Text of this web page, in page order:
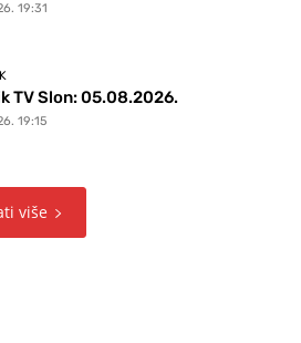
19:31
TV Slon: 05.08.2026.
19:15
više